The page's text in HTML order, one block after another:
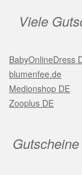
Viele
BabyOnlineDress
blumenfee.de
Medionshop DE
Zooplus DE